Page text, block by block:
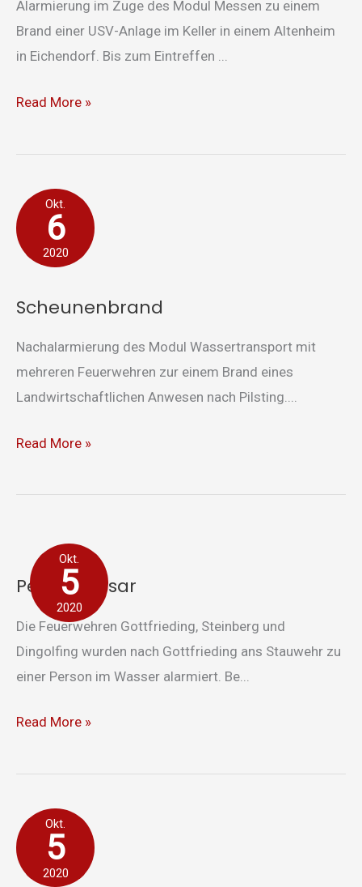
Alarmierung im Zuge des Modul Messen zu einem
Brand einer USV-Anlage im Keller in einem Altenheim
in Eichendorf. Bis zum Eintreffen ...
Read More »
Okt.
6
2020
Scheunenbrand
Nachalarmierung des Modul Wassertransport mit
mehreren Feuerwehren zur einem Brand eines
Landwirtschaftlichen Anwesen nach Pilsting....
Scheunenbrand
Read More »
Okt.
5
2020
Person in Isar
Die Feuerwehren Gottfrieding, Steinberg und
Dingolfing wurden nach Gottfrieding ans Stauwehr zu
einer Person im Wasser alarmiert. Be...
Isar
Read More »
Okt.
5
2020
Kleinbrand